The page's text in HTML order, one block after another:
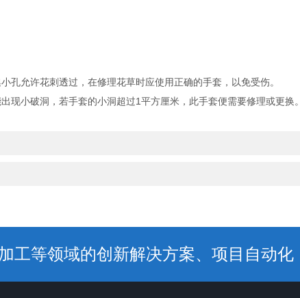
允许花刺透过，在修理花草时应使用正确的手套，以免受伤。
小破洞，若手套的小洞超过1平方厘米，此手套便需要修理或更换。
工等领域的创新解决方案、项目自动化